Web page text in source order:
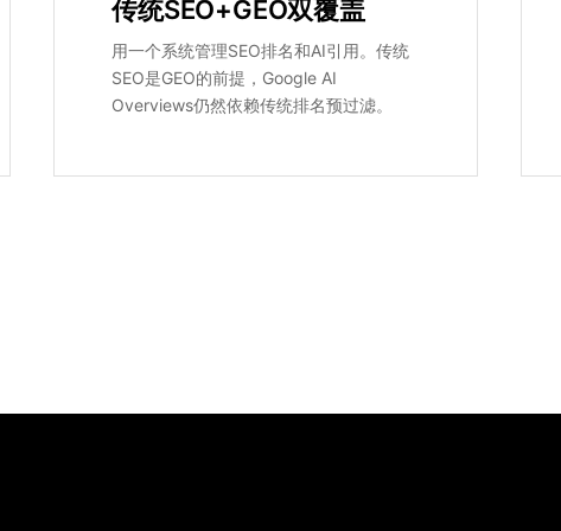
传统SEO+GEO双覆盖
用一个系统管理SEO排名和AI引用。传统
SEO是GEO的前提，Google AI
Overviews仍然依赖传统排名预过滤。